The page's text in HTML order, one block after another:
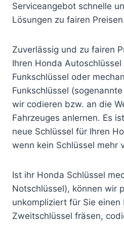
Serviceangebot schnelle
Lösungen zu fairen
Zuverlässig und zu fairen
Ihren Honda
Funkschlüssel oder
Funkschlüssel
wir codieren bzw. an die
Fahrzeuges anlernen. Es
neue Schlüssel für Ihren
wenn kein Schlüssel mehr
Ist ihr Honda Schlüssel
Notschlüssel), können wir
unkompliziert für Sie einen
Zweitschlüssel fräsen,